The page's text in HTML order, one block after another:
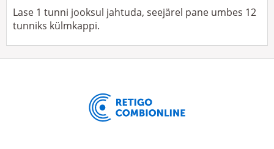
Lase 1 tunni jooksul jahtuda, seejärel pane umbes 12
tunniks külmkappi.